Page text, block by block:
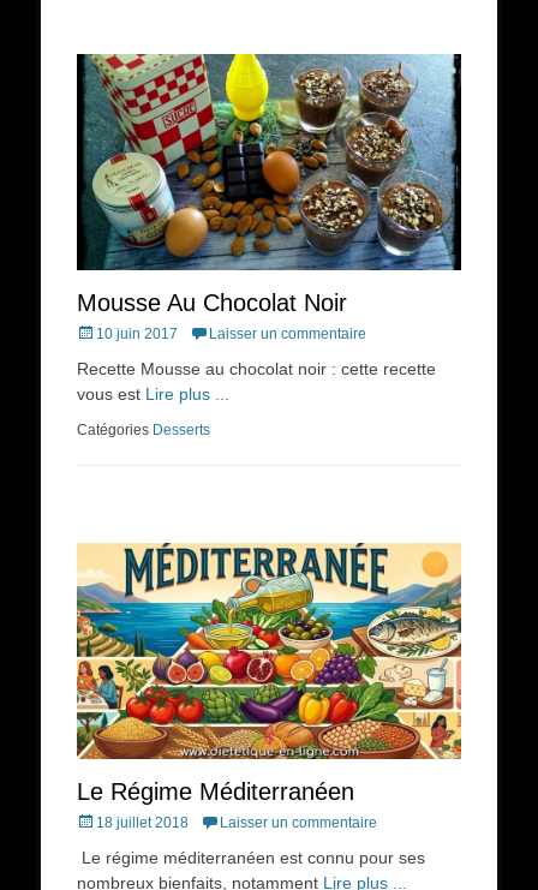
Mousse Au Chocolat Noir
Posted
10 juin 2017 Laisser un commentaire
Recette Mousse au chocolat noir : cette recette
vous est Lire plus ...
Catégories Desserts
Le Régime Méditerranéen
Posted
18 juillet 2018 Laisser un commentaire
Le régime méditerranéen est connu pour ses
nombreux bienfaits, notamment Lire plus ...